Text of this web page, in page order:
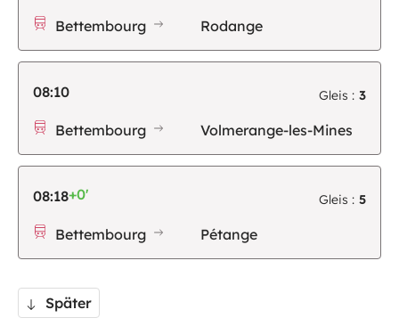
Bettembourg Rodange
08:10 Gleis : 3
Bettembourg Volmerange-les-Mines
08:18+0' Gleis : 5
Bettembourg Pétange
Später